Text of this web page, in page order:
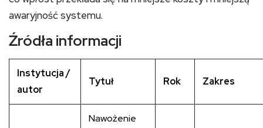
awaryjność systemu.
Źródła informacji
Instytucja /
autor
Tytuł Rok Zakres
Nawożenie